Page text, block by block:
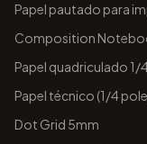
Papel pautado para
Composition
Papel quadriculado 1/
Papel técnico (1/4
Dot Grid 5mm